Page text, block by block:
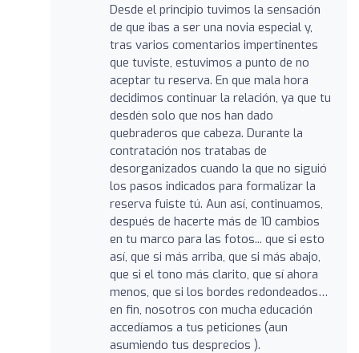
Desde el principio tuvimos la sensación
de que ibas a ser una novia especial y,
tras varios comentarios impertinentes
que tuviste, estuvimos a punto de no
aceptar tu reserva. En que mala hora
decidimos continuar la relación, ya que tu
desdén solo que nos han dado
quebraderos que cabeza. Durante la
contratación nos tratabas de
desorganizados cuando la que no siguió
los pasos indicados para formalizar la
reserva fuiste tú. Aun así, continuamos,
después de hacerte más de 10 cambios
en tu marco para las fotos... que si esto
así, que si más arriba, que si más abajo,
que si el tono más clarito, que sí ahora
menos, que si los bordes redondeados…
en fin, nosotros con mucha educación
accedíamos a tus peticiones (aun
asumiendo tus desprecios ).